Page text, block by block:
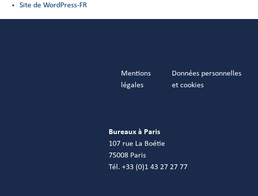
Site de WordPress-FR
Mentions
légales
Données personnelles
et cookies
Bureaux à Paris
107 rue La Boétie
75008 Paris
Tél. +33 (0)1 43 27 27 77